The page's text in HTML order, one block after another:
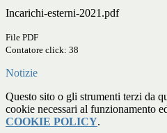
Incarichi-esterni-2021.pdf
File PDF
Contatore click: 38
Notizie
Questo sito o gli strumenti terzi da
cookie necessari al funzionamento
COOKIE POLICY.